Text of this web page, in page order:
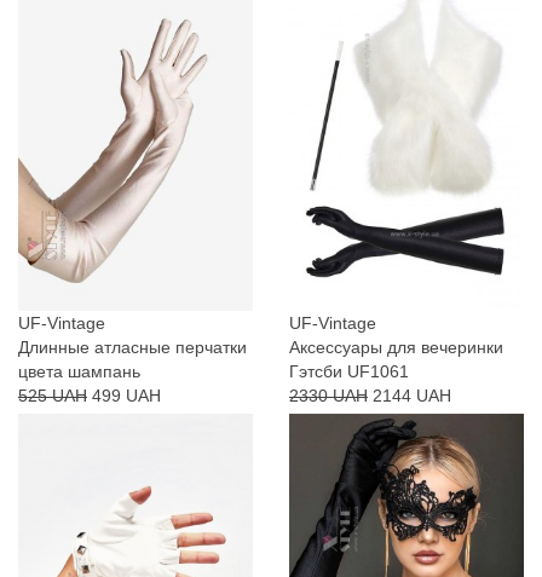
UF-Vintage
Длинные атласные перчатки
цвета шампань
525 UAH 499 UAH
UF-Vintage
Аксессуары для вечеринки
Гэтсби UF1061
2330 UAH 2144 UAH